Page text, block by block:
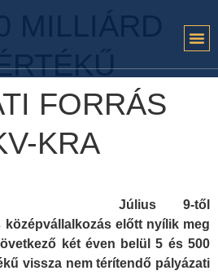
MILLIÁRD
FORRÁS
KRA
Július 9-től
középvállalkozás előtt nyílik meg
két éven belül 5 és 500
vissza nem térítendő pályázati